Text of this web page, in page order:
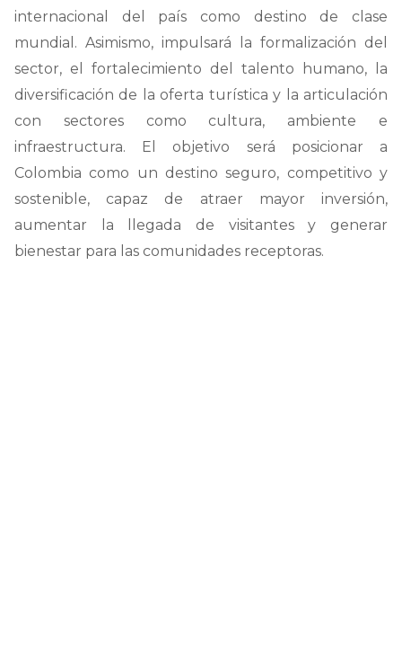
internacional del país como destino de clase
mundial. Asimismo, impulsará la formalización del
sector, el fortalecimiento del talento humano, la
diversificación de la oferta turística y la articulación
con sectores como cultura, ambiente e
infraestructura. El objetivo será posicionar a
Colombia como un destino seguro, competitivo y
sostenible, capaz de atraer mayor inversión,
aumentar la llegada de visitantes y generar
bienestar para las comunidades receptoras.